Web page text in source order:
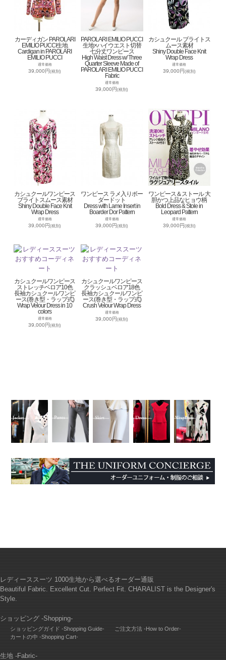
カーディガン PAROLARI
EMILIO PUCCI生地
Cardigan in PAROLARI
EMILIO PUCCI
通常価格
39,000円(税別)
PAROLARI EMILIO PUCCI
生地×ハイウエスト切替
七分丈ワンピース
High Waist Dress w/ Three
Quarter Sleeve Made of
PAROLARI EMILIO PUCCI
Fabric
通常価格
39,000円(税別)
カシュクール ブライトス
ムース素材
Shiny Double Face Knit
Wrap Dress
通常価格
39,000円(税別)
カシュクールワンピース
ブライトスムース素材
Shiny Double Face Knit
Wrap Dress
通常価格
39,000円(税別)
ワンピース ラメ入りボー
ダードット
Dress with Lame Insert in
Boarder Dor Pattern
通常価格
39,000円(税別)
ワンピース＆ストール 大
胆かつ上品なヒョウ柄
Bold Dress & Stole in
Leopard Pattern
通常価格
39,000円(税別)
カシュクールワンピース
ストレッチベロア10色
長袖カシュクールワンピ
ース(巻き型・ラップ式)
Wrap Velour Dress in 10
colors
通常価格
39,000円(税別)
カシュクールワンピース
クラッシュベロア18色
長袖カシュクールワンピ
ース(巻き型・ラップ式)
Crush Velour Wrap Dress
通常価格
39,000円(税別)
レディーススーツ 1000生地から選べるオーダー通販
Beautiful Fabric. Excellent Cut. Perfect Fit. CHARALIST is the Designer's
Style.
ショッピング -Shopping-
ショッピングガイド -Shopping Guide-
ご注文方法 -How to Order-
カートの中 -Shopping Cart-
生地 -Fabric-